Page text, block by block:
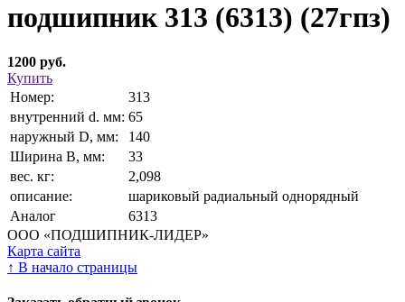
подшипник 313 (6313) (27гпз)
1200 руб.
Купить
Номер:
313
внутренний d. мм: 65
наружный D, мм:
140
Ширина В, мм:
33
вес. кг:
2,098
описание:
шариковый радиальный однорядный
Аналог
6313
ООО «ПОДШИПНИК-ЛИДЕР»
Карта сайта
↑ В начало страницы